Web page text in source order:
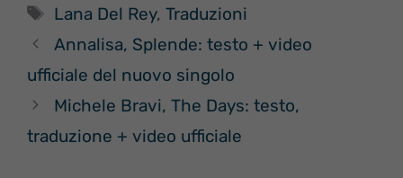
Tag
Lana Del Rey,Traduzioni
Annalisa, Splende: testo + video
ufficiale del nuovo singolo
Michele Bravi, The Days: testo,
traduzione + video ufficiale